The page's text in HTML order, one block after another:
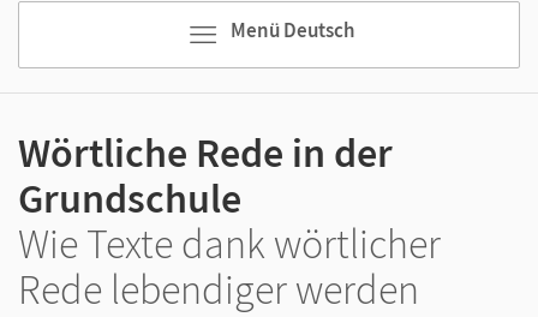
Menü Deutsch
Wörtliche Rede in der
Grundschule
Wie Texte dank wörtlicher
Rede lebendiger werden